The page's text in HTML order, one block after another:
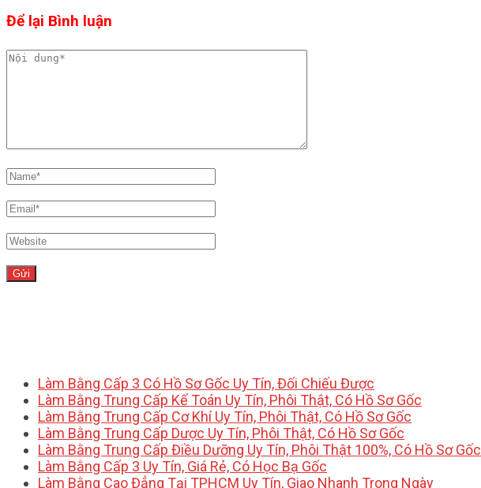
Để lại Bình luận
Làm Bằng Cấp 3 Có Hồ Sơ Gốc Uy Tín, Đối Chiếu Được
Làm Bằng Trung Cấp Kế Toán Uy Tín, Phôi Thật, Có Hồ Sơ Gốc
Làm Bằng Trung Cấp Cơ Khí Uy Tín, Phôi Thật, Có Hồ Sơ Gốc
Làm Bằng Trung Cấp Dược Uy Tín, Phôi Thật, Có Hồ Sơ Gốc
Làm Bằng Trung Cấp Điều Dưỡng Uy Tín, Phôi Thật 100%, Có Hồ Sơ Gốc
Làm Bằng Cấp 3 Uy Tín, Giá Rẻ, Có Học Bạ Gốc
Làm Bằng Cao Đẳng Tại TPHCM Uy Tín, Giao Nhanh Trong Ngày